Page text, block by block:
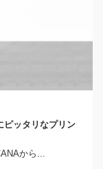
ピッタリなプリン
から...